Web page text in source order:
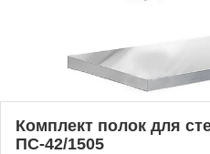
Комплект полок для
ПС-42/1505